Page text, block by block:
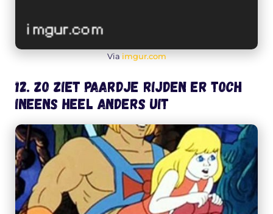
Via imgur.com
12. Zo ziet paardje rijden er toch
ineens heel anders uit